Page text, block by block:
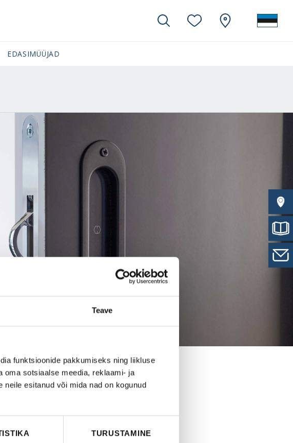
Teave
funktsioonide pakkumiseks ning liikluse
oma sotsiaalse meedia, reklaami- ja
esitanud või mida nad on kogunud
TURUSTAMINE
EDASIMÜÜJAD